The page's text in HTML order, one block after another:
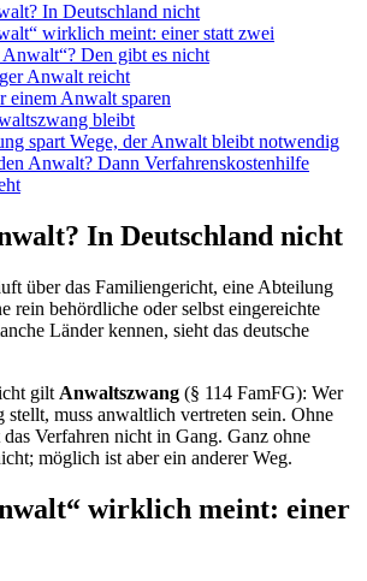
In Deutschland nicht
wirklich meint: einer statt zwei
Anwalt“? Den gibt es nicht
Anwalt reicht
einem Anwalt sparen
bleibt
spart Wege, der Anwalt bleibt notwendig
Anwalt? Dann Verfahrenskostenhilfe
In Deutschland nicht
über das Familiengericht, eine Abteilung
rein behördliche oder selbst eingereichte
Länder kennen, sieht das deutsche
gilt Anwaltszwang (§ 114 FamFG): Wer
stellt, muss anwaltlich vertreten sein. Ohne
Verfahren nicht in Gang. Ganz ohne
möglich ist aber ein anderer Weg.
wirklich meint: einer